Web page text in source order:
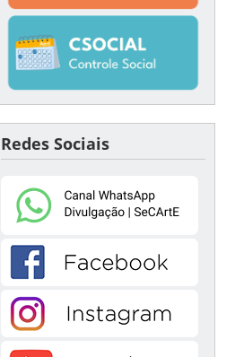
Redes Sociais